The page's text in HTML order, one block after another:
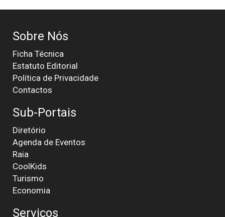
Sobre Nós
Ficha Técnica
Estatuto Editorial
Política de Privacidade
Contactos
Sub-Portais
Diretório
Agenda de Eventos
Raia
CoolKids
Turismo
Economia
Serviços